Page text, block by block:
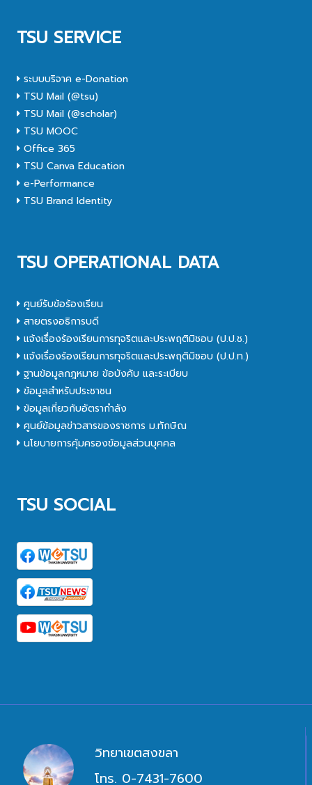
TSU SERVICE
ระบบบริจาค e-Donation
TSU Mail (@tsu)
TSU Mail (@scholar)
TSU MOOC
Office 365
TSU Canva Education
e-Performance
TSU Brand Identity
TSU OPERATIONAL DATA
ศูนย์รับข้อร้องเรียน
สายตรงอธิการบดี
แจ้งเรื่องร้องเรียนการทุจริตและประพฤติมิชอบ (ป.ป.ช.)
แจ้งเรื่องร้องเรียนการทุจริตและประพฤติมิชอบ (ป.ป.ท.)
ฐานข้อมูลกฎหมาย ข้อบังคับ และระเบียบ
ข้อมูลสำหรับประชาชน
ข้อมูลเกี่ยวกับอัตรากำลัง
ศูนย์ข้อมูลข่าวสารของราชการ ม.ทักษิณ
นโยบายการคุ้มครองข้อมูลส่วนบุคคล
TSU SOCIAL
วิทยาเขตสงขลา
โทร. 0-7431-7600